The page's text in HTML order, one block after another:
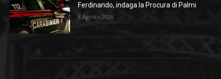
Ferdinando, indaga la Procura di Palmi
8 Agosto 2026